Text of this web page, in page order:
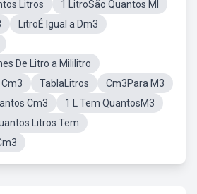
Litros
1 LitroSão Quantos Ml
LitroÉ Igual a Dm3
De Litro a Mililitro
TablaLitros
Cm3Para M3
Cm3
1 L Tem QuantosM3
Litros Tem